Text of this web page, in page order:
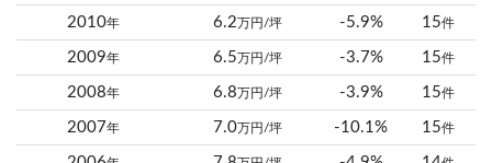
2010年 6.2 万円/坪 -5.9% 15件
2009年 6.5 万円/坪 -3.7% 15件
2008年 6.8 万円/坪 -3.9% 15件
2007年 7.0万円/坪 -10.1% 15件